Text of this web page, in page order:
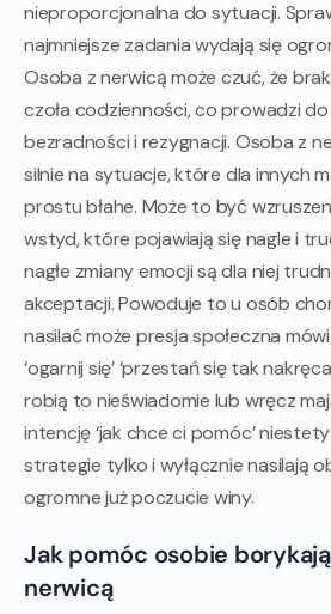
nieproporcjonalna do sytuacji.
najmniejsze zadania wydają się
Osoba z nerwicą może czuć, że
czoła codzienności, co prowadzi
bezradności i rezygnacji. Osoba z
silnie na sytuacje, które dla innych
prostu błahe. Może to być
wstyd, które pojawiają się nagle i
nagłe zmiany emocji są dla niej
akceptacji. Powoduje to u osób
nasilać może presja społeczna
‘ogarnij się’ ‘przestań się tak
robią to nieświadomie lub wręcz
intencję ‘jak chce ci pomóc’
strategie tylko i wyłącznie nasilają
ogromne już poczucie winy.
Jak pomóc osobie
nerwicą